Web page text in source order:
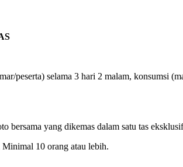
peserta) selama 3 hari 2 malam, konsumsi
bersama yang dikemas dalam satu tas
10 orang atau lebih.